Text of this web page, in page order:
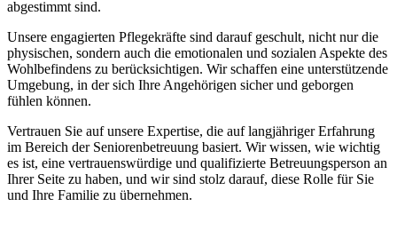
abgestimmt sind.
Unsere engagierten Pflegekräfte sind darauf geschult, nicht nur die
physischen, sondern auch die emotionalen und sozialen Aspekte des
Wohlbefindens zu berücksichtigen. Wir schaffen eine unterstützende
Umgebung, in der sich Ihre Angehörigen sicher und geborgen
fühlen können.
Vertrauen Sie auf unsere Expertise, die auf langjähriger Erfahrung
im Bereich der Seniorenbetreuung basiert. Wir wissen, wie wichtig
es ist, eine vertrauenswürdige und qualifizierte Betreuungsperson an
Ihrer Seite zu haben, und wir sind stolz darauf, diese Rolle für Sie
und Ihre Familie zu übernehmen.